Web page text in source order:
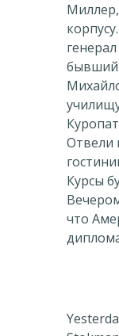
бывший
Отвели
Курсы
что